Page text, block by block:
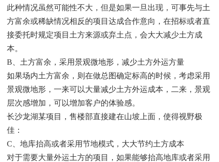
此种情况虽然可能性不大，但是如果一旦出现，可事先与土
方富余或稀缺情况相反的项目达成合作意向，在招标或者直
接委托时规定项目土方来源或弃土点，会大大减少土方成
本。
B、土方富余，采用景观微地形，减少土方外运方量
如果场内土方富余，则在做总图确定标高的时候，考虑采用
景观微地形，一来可以大量减少土方外运成本，二来，景观
层次感增加，可以增加客户的体验感。
长沙龙湖某项目，售楼部直接建在山坡上面，使得视野极
佳：
C、地库抬高或者采用节地模式，大大节约土方成本
对于需要大量外运土方的项目，如果能够抬高地库或者采用